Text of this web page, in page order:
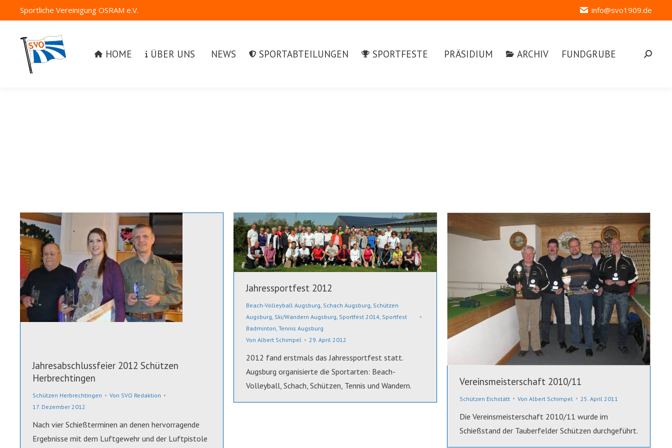
Sportliche Vereinigung OSRAM e.V. info@svo1909.de
HOME ÜBER UNS NEWS SPORTABTEILUNGEN SPORTFESTE PRÄSIDIUM ARCHIV FUNDGRUBE Search:
Jahresabschlussfeier 2012 Schützen
Herbrechtingen
Schützen Herbrechtingen Von SVO Redaktion
17. Dezember 2012
Nach vier Schießterminen an denen hervorragende
Ergebnisse mit dem Luftgewehr und der Luftpistole
Jahressportfest 2012
Beach-Volleyball Augsburg, Schach Augsburg, Schützen
Augsburg, Ski/Wandern Augsburg, Sportfest 2014, Sportfest
Badminton, Tennis Augsburg
Von Albert Schimpel 29. April 2012
2012 fand erstmals das Jahressportfest statt.
Augsburg organisierte die Sportarten: Beach-
Volleyball, Schach, Schützen, Tennis und Wandern.
Vereinsmeisterschaft 2010/11
Schützen Eichstätt Von Albert Schimpel 25. April 2011
Die Vereinsmeisterschaft 2010/11 wurde im
Schießstand der Tauberfelder Schützen durchgeführt.
HOME ÜBER UNS NEWS SPORTABTEILUNGEN SPORTFESTE PRÄSIDIUM ARCHIV FUNDGRUBE Search: